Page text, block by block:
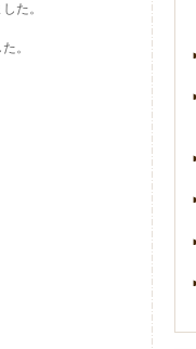
た。
。